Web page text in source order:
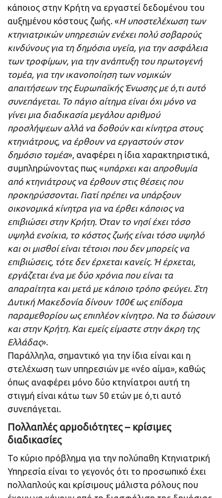
κάποιος στην Κρήτη να εργαστεί δεδομένου του
αυξημένου κόστους ζωής. «Η υποστελέχωση των
κτηνιατρικών υπηρεσιών ενέχει πολύ σοβαρούς
κινδύνους για τη δημόσια υγεία, για την ασφάλεια
των τροφίμων, για την ανάπτυξη του πρωτογενή
τομέα, για την ικανοποίηση των νομικών
απαιτήσεων της Ευρωπαϊκής Ένωσης με ό,τι αυτό
συνεπάγεται. Το πάγιο αίτημα είναι όχι μόνο να
γίνει μια διαδικασία μεγάλου αριθμού
προσλήψεων αλλά να δοθούν και κίνητρα στους
κτηνιάτρους, να έρθουν να εργαστούν στον
δημόσιο τομέα», αναφέρει η ίδια χαρακτηριστικά,
συμπληρώνοντας πως «υπάρχει και απροθυμία
από κτηνιάτρους να έρθουν στις θέσεις που
προκηρύσσονται. Γιατί πρέπει να υπάρξουν
οικονομικά κίνητρα για να έρθει κάποιος να
επιβιώσει στην Κρήτη. Όταν το νησί έχει τόσο
υψηλά ενοίκια, το κόστος ζωής είναι τόσο υψηλό
και οι μισθοί είναι τέτοιοι που δεν μπορείς να
επιβιώσεις, τότε δεν έρχεται κανείς. Ή έρχεται,
εργάζεται ένα με δύο χρόνια που είναι τα
απαραίτητα και μετά με κάποιο τρόπο φεύγει. Στη
Δυτική Μακεδονία δίνουν 100€ ως επίδομα
παραμεθορίου ως επιπλέον κίνητρο. Να το δώσουν
και στην Κρήτη. Και εμείς είμαστε στην άκρη της
Ελλάδας».
Παράλληλα, σημαντικό για την ίδια είναι και η
στελέχωση των υπηρεσιών με «νέο αίμα», καθώς
όπως αναφέρει μόνο δύο κτηνίατροι αυτή τη
στιγμή είναι κάτω των 50 ετών με ό,τι αυτό
συνεπάγεται.
Πολλαπλές αρμοδιότητες – κρίσιμες
διαδικασίες
Το κύριο πρόβλημα για την πολύπαθη Κτηνιατρική
Υπηρεσία είναι το γεγονός ότι το προσωπικό έχει
πολλαπλούς και κρίσιμους μάλιστα ρόλους που